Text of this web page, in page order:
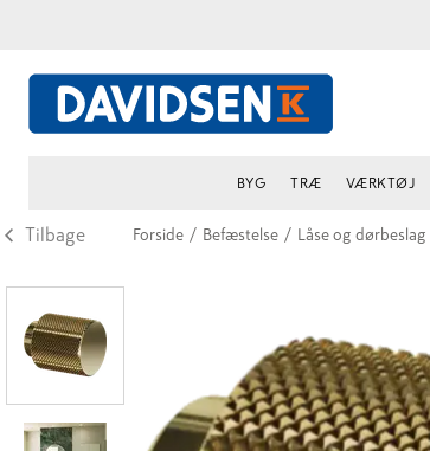
BYG TRÆ VÆRKTØJ
Tilbage Forside / Befæstelse / Låse og dørbeslag